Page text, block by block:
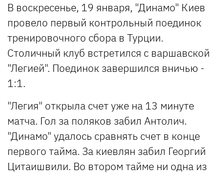
В воскресенье, 19 января, "Динамо" Киев
провело первый контрольный поединок
тренировочного сбора в Турции.
Столичный клуб встретился с варшавской
"Легией". Поединок завершился вничью -
1:1.
"Легия" открыла счет уже на 13 минуте
матча. Гол за поляков забил Антолич.
"Динамо" удалось сравнять счет в конце
первого тайма. За киевлян забил Георгий
Цитаишвили. Во втором тайме ни одна из